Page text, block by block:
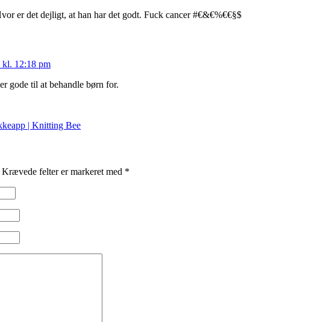
er det dejligt, at han har det godt. Fuck cancer #€&€%€€§$
kl. 12:18 pm
gode til at behandle børn for.
| Knitting Bee
felter er markeret med *